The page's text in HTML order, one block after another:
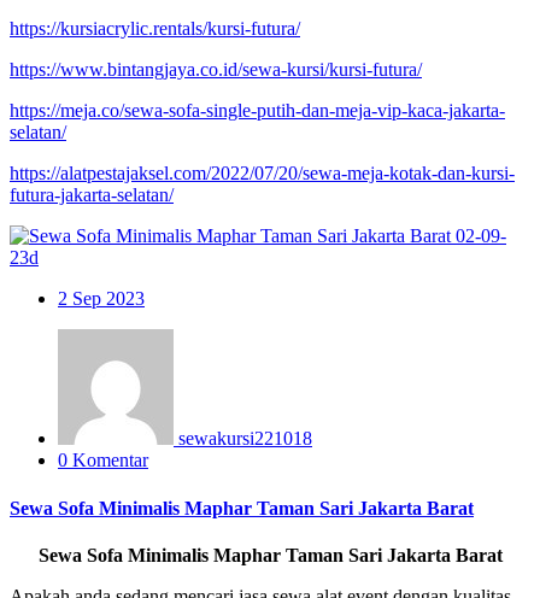
https://kursiacrylic.rentals/kursi-futura/
https://www.bintangjaya.co.id/sewa-kursi/kursi-futura/
https://meja.co/sewa-sofa-single-putih-dan-meja-vip-kaca-jakarta-
selatan/
https://alatpestajaksel.com/2022/07/20/sewa-meja-kotak-dan-kursi-
futura-jakarta-selatan/
2 Sep 2023
sewakursi221018
0 Komentar
Sewa Sofa Minimalis Maphar Taman Sari Jakarta Barat
Sewa Sofa Minimalis Maphar Taman Sari Jakarta Barat